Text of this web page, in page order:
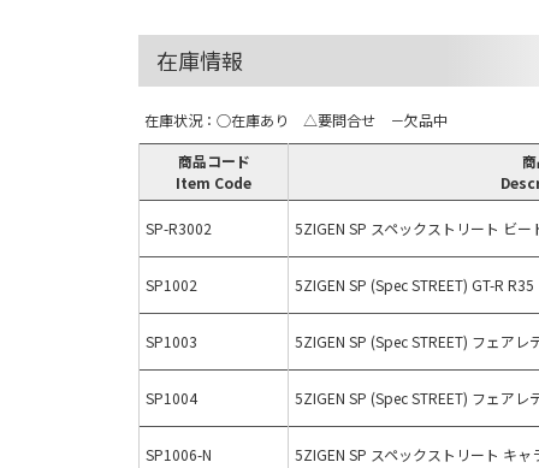
在庫情報
在庫状況：○在庫あり △要問合せ －欠品中
商品コード
Item Code
SP-R3002 5ZIGEN SP スペックストリート ビー
SP1002 5ZIGEN SP (Spec STREET) GT-R R35
SP1003 5ZIGEN SP (Spec STREET) フェア
SP1004 5ZIGEN SP (Spec STREET) フェア
SP1006-N 5ZIGEN SP スペックストリート キャ